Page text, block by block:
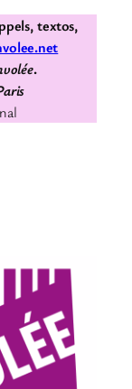
textos,
.